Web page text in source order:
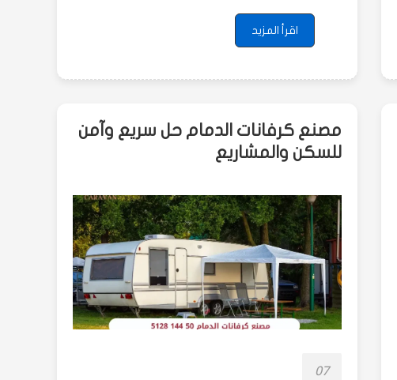
اقرأ المزيد
مصنع كرفانات الدمام حل سريع وآمن
للسكن والمشاريع
07